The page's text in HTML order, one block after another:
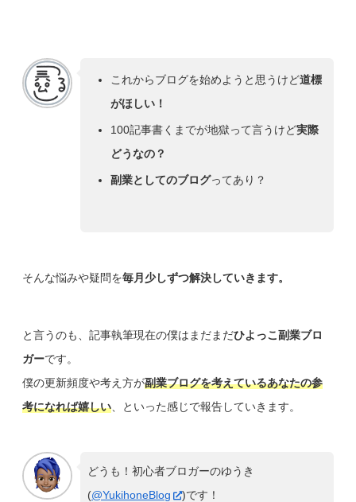
これからブログを始めようと思うけど道標
がほしい！
100記事書くまでが地獄って言うけど実際
どうなの？
副業としてのブログってあり？
そんな悩みや疑問を毎月少しずつ解決していきます。
と言うのも、記事執筆現在の僕はまだまだひよっこ副業ブロ
ガーです。
僕の更新頻度や考え方が副業ブログを考えているあなたの参
考になれば嬉しい 、といった感じで報告していきます。
どうも！初心者ブロガーのゆうき
(@YukihoneBlog )です！